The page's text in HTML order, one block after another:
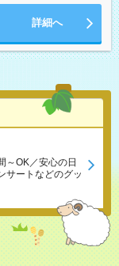
詳細へ
～OK／安心の日
サートなどのグッ